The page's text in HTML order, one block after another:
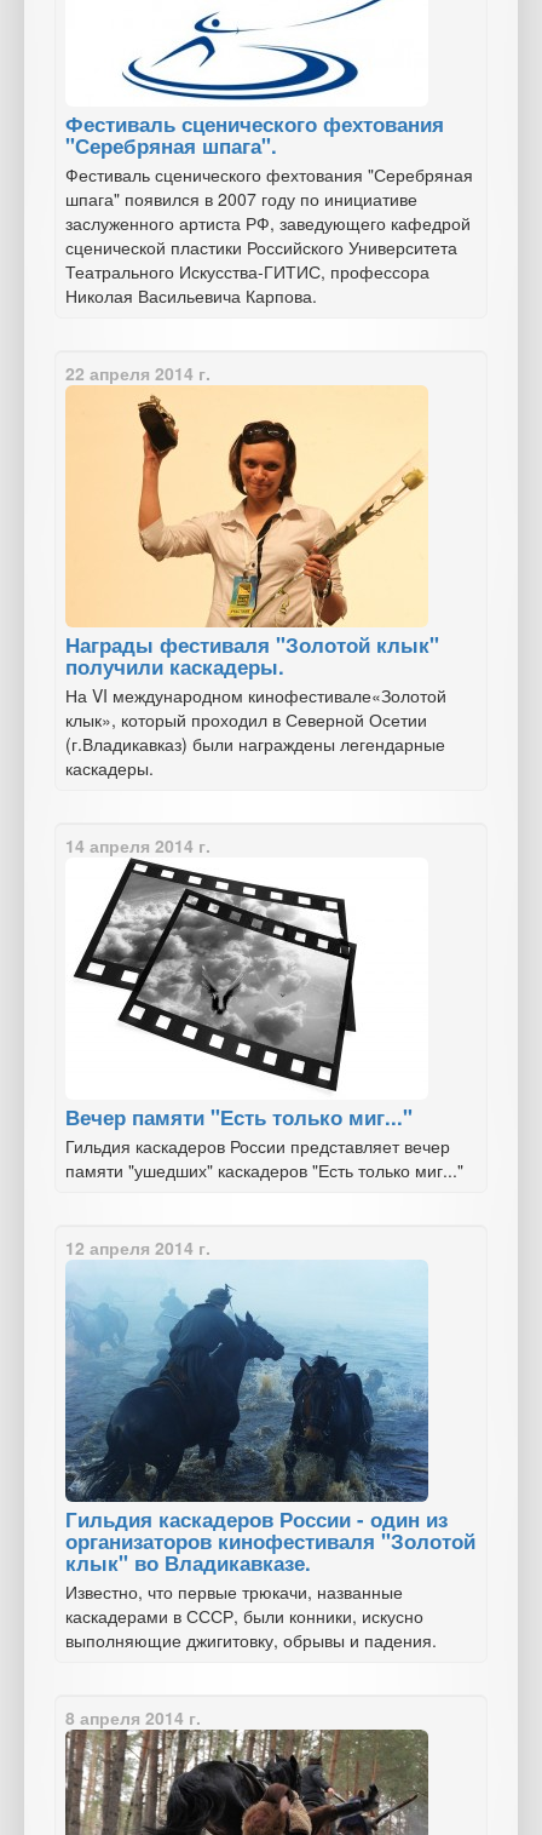
Фестиваль сценического фехтования
"Серебряная шпага".
Фестиваль сценического фехтования "Серебряная
шпага" появился в 2007 году по инициативе
заслуженного артиста РФ, заведующего кафедрой
сценической пластики Российского Университета
Театрального Искусства-ГИТИС, профессора
Николая Васильевича Карпова.
22 апреля 2014 г.
Награды фестиваля "Золотой клык"
получили каскадеры.
На VI международном кинофестивале«Золотой
клык», который проходил в Северной Осетии
(г.Владикавказ) были награждены легендарные
каскадеры.
14 апреля 2014 г.
Вечер памяти "Есть только миг..."
Гильдия каскадеров России представляет вечер
памяти "ушедших" каскадеров "Есть только миг..."
12 апреля 2014 г.
Гильдия каскадеров России - один из
организаторов кинофестиваля "Золотой
клык" во Владикавказе.
Известно, что первые трюкачи, названные
каскадерами в СССР, были конники, искусно
выполняющие джигитовку, обрывы и падения.
8 апреля 2014 г.